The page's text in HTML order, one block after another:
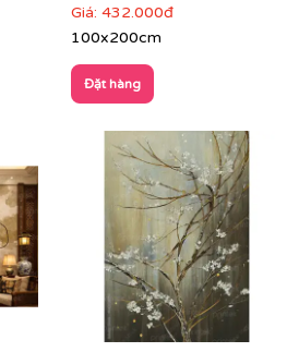
Printek hỗ trợ khách hàng trọn gói
Giá: 432.000đ
100x200cm
Đặt hàng